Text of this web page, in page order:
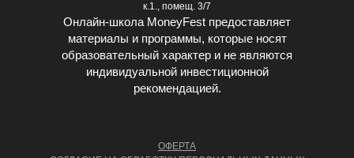
ОФЕРТА
к.1., помещ. 3/7
Онлайн-школа MoneyFest предоставляет
материалы и программы, которые носят
образовательный характер и не являются
индивидуальной инвестиционной
рекомендацией.